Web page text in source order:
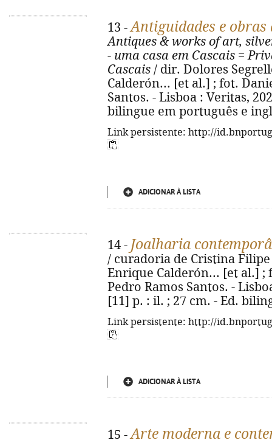
13 -Antiguidades e obras
Antiques & works of art,
- uma casa em Cascais =
Cascais / dir. Dolores
Calderón... [et al.] ; fot.
Santos. - Lisboa : Veritas,
bilingue em português e
Link persistente: http://
ADICIONAR À LISTA
14 - Joalharia
/ curadoria de Cristina
Enrique Calderón... [et al.]
Pedro Ramos Santos. -
[11] p. : il. ; 27 cm. - Ed.
Link persistente: http://
ADICIONAR À LISTA
15 -Arte moderna e